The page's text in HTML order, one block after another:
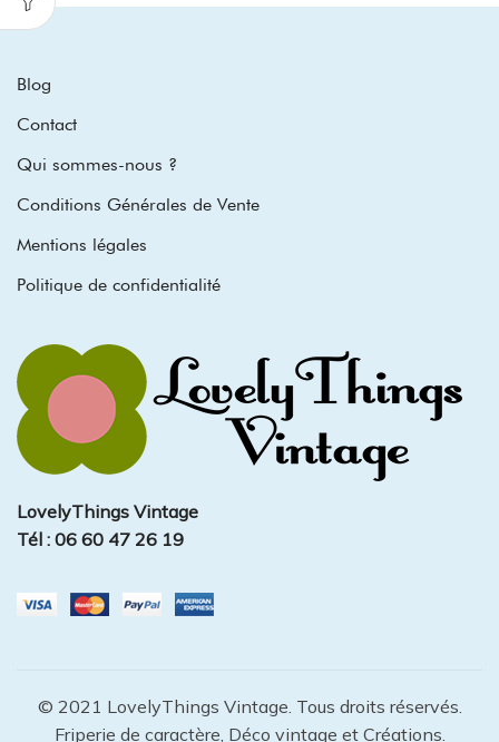
Blog
Contact
Qui sommes-nous ?
Conditions Générales de Vente
Mentions légales
Politique de confidentialité
LovelyThings Vintage
Tél : 06 60 47 26 19
© 2021 LovelyThings Vintage. Tous droits réservés.
Friperie de caractère, Déco vintage et Créations.